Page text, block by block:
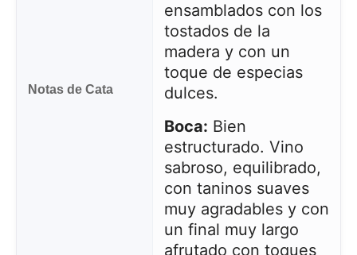
Notas de Cata
ensamblados con los
tostados de la
madera y con un
toque de especias
dulces.
Boca: Bien
estructurado. Vino
sabroso, equilibrado,
con taninos suaves
muy agradables y con
un final muy largo
afrutado con toques
Este sitio web utiliza cookies
Nuestro sitio web utiliza cookies capaces de leer,
almacenar y escribir información en su navegador y
en su dispositivo. La información procesada por
estas tecnologías incluye datos relacionados con su
cuenta de usuario, que pueden incluir
identificadores personales (por ejemplo, dirección IP
y detalles de la sesión) e historial de navegación.